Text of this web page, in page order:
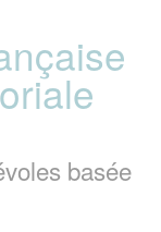
basée